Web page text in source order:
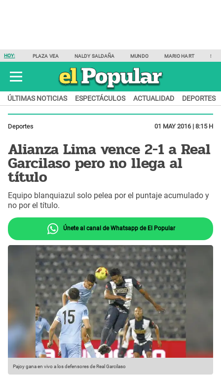
HOY: PLAZA VEA NALDY SALDAÑA MUNDO MARIO HART
ÚLTIMAS NOTICIAS ESPECTÁCULOS ACTUALIDAD DEPORTES
Deportes 01 MAY 2016 | 8:15 H
Alianza Lima vence 2-1 a Real
Garcilaso pero no llega al
título
Equipo blanquiazul solo pelea por el puntaje acumulado y
no por el título.
Únete al canal de Whatsapp de El Popular
Pajoy gana en vivo a los defensores de Real Garcilaso